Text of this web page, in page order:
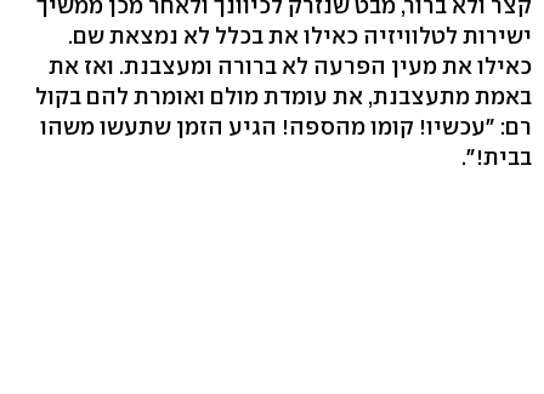
ישירות לטלוויזיה כאילו את בכלל לא נמצאת שם.
כאילו את מעין הפרעה לא ברורה ומעצבנת. ואז את
באמת מתעצבנת, את עומדת מולם ואומרת להם בקול
רם: "עכשיו! קומו מהספה! הגיע הזמן שתעשו משהו
בבית!".